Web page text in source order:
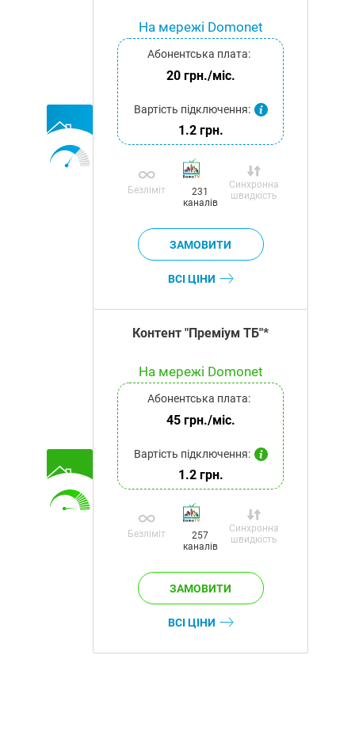
На мережі Domonet
Абонентська плата:
20 грн./міс.
Вартість підключення:
1.2 грн.
Безліміт
231
каналів
Синхронна
швидкість
ВСІ ЦІНИ
Контент "Преміум ТБ"*
На мережі Domonet
Абонентська плата:
45 грн./міс.
Вартість підключення:
1.2 грн.
Безліміт
257
каналів
Синхронна
швидкість
ВСІ ЦІНИ